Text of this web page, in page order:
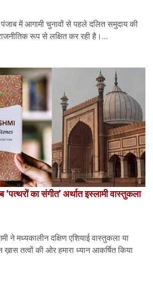
में आगामी चुनावों से पहले दलित समुदाय की
रूप से लक्षित कर रही है।...
‘पत्थरों का संगीत’ अर्थात इस्लामी वास्तुकला
ने मध्यकालीन दक्षिण एशियाई वास्तुकला या
तत्वों की ओर हमारा ध्यान आकर्षित किया